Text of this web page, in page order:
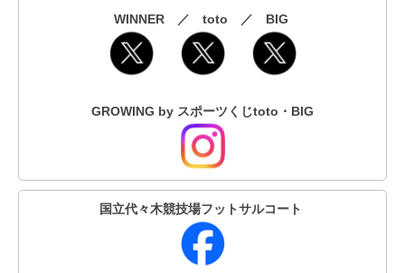
WINNER ／ toto ／ BIG
GROWING by スポーツくじtoto・BIG
国立代々木競技場フットサルコート